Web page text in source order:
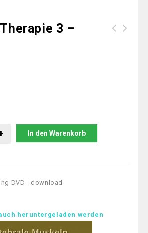
3 –
In den Warenkorb
DVD - download
heruntergeladen werden